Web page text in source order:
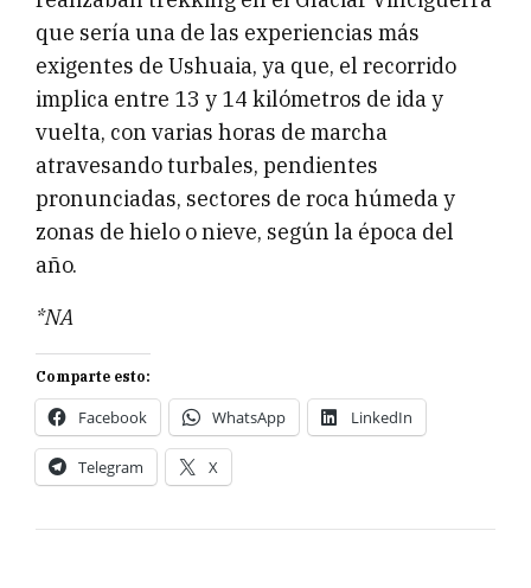
que sería una de las experiencias más
exigentes de Ushuaia, ya que, el recorrido
implica entre 13 y 14 kilómetros de ida y
vuelta, con varias horas de marcha
atravesando turbales, pendientes
pronunciadas, sectores de roca húmeda y
zonas de hielo o nieve, según la época del
año.
*NA
Comparte esto:
Facebook WhatsApp LinkedIn
Telegram X